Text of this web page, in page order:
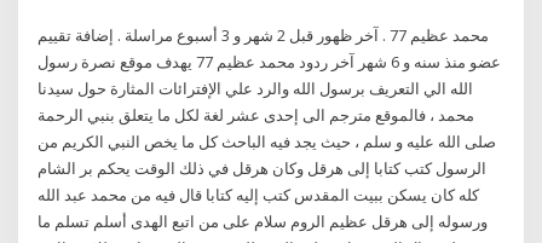
محمد عظيم 77 . آخر ظهور قبل 2 شهر و 3 أسبوع مراسلة . إضافة تقييم
عضو منذ سنه و 6 شهر آخر ردود محمد عظيم 77 يهدف موقع نصرة رسول
الله الي التعريف برسول الله والرد علي الإفترائات المثارة حول سيدنا
محمد ، فالموقع مترجم الى إحدى عشر لغة لكل ما يتعلق بنبي الرحمة
صلى الله عليه و سلم ، حيث يجد فيه الباحث كل ما يخص النبي الكريم من
الرسول كتب كتابا إلى هرقل وكان هرقل في ذلك الوقت يحكم بر الشام
كله كان يسكن ببيت المقدس كتب إليه كتابا قال فيه من محمد عبد الله
ورسوله إلى هرقل عظيم الروم سلام على من اتبع الهدى أسلم تسلم ما